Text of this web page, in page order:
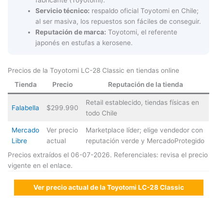
Servicio técnico: respaldo oficial Toyotomi en Chile;
al ser masiva, los repuestos son fáciles de conseguir.
Reputación de marca: Toyotomi, el referente
japonés en estufas a kerosene.
Precios de la Toyotomi LC-28 Classic en tiendas online
Tienda
Precio Reputación de la tienda
Falabella $299.990
Retail establecido, tiendas físicas en
todo Chile
Mercado
Libre
Ver precio
actual
Marketplace líder; elige vendedor con
reputación verde y MercadoProtegido
Precios extraídos el 06-07-2026. Referenciales: revisa el precio
vigente en el enlace.
Ver precio actual de la Toyotomi LC-28 Classic